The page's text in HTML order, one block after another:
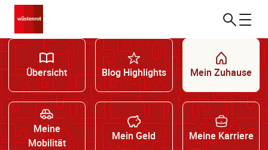
Übersicht Blog Highlights Mein Zuhause
Meine
Mobilität
Mein Geld Meine Karriere